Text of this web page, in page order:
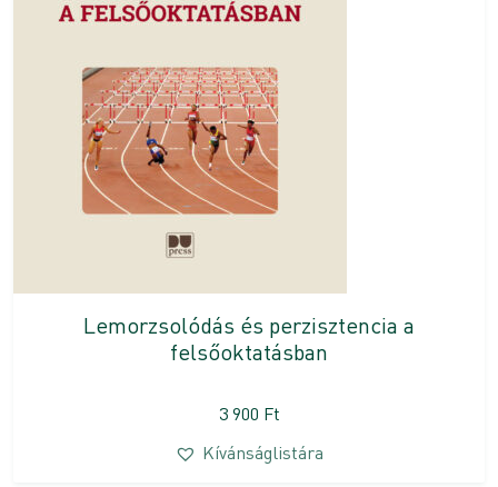
Lemorzsolódás és perzisztencia a
felsőoktatásban
3 900 Ft
Kívánságlistára